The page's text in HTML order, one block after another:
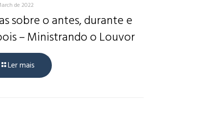
de 2022
sobre o antes, durante e
– Ministrando o Louvor
Ler mais